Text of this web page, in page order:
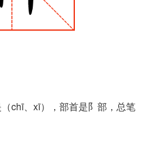
（chī、xī），部首是阝部，总笔